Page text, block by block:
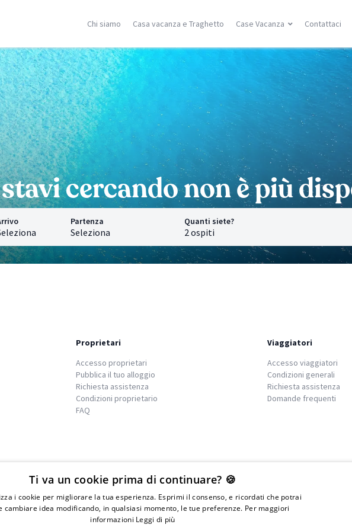
Chi siamo Casa vacanza e Traghetto Case Vacanza
Vito Lo Capo
località
Corsica
Porto Vecchio
Moriani
Ghisonaccia
Isola Rossa
Ajaccio
Calvì
Saint Florent
Ricerca località
Isole Greche
Zante
Samos
Creta
Mykonos
Santorini
Corfù
Ricerca località
Isole
Gran
Tenerife
Lanzarote
Ricerca
Contattaci
cercando non è più
Partenza
Seleziona
Quanti siete?
Proprietari
Accesso proprietari
Pubblica il tuo alloggio
Richiesta assistenza
Condizioni proprietario
FAQ
Viaggiatori
Accesso viaggiatori
Condizioni generali
Richiesta assistenza
Domande frequenti
We islands
01976730497 - Iscrizione C.I.A.A di
Ti va un cookie prima di continuare? 🍪
i cookie per migliorare la tua esperienza. Esprimi il consenso, e ricordati che potrai
cambiare idea modificando, in qualsiasi momento, le tue preferenze. Per maggiori
informazioni Leggi di più